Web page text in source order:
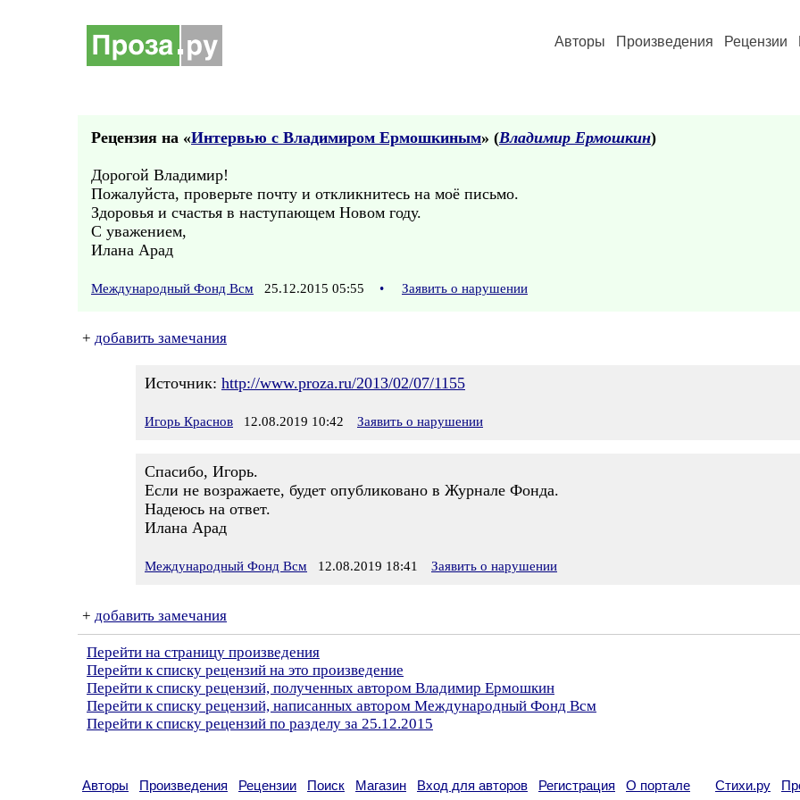
Авторы Произведения Рецензии
Рецензия на «Интервью с Владимиром Ермошкиным» (Владимир Ермошкин)
Дорогой Владимир!
Пожалуйста, проверьте почту и откликнитесь на моё письмо.
Здоровья и счастья в наступающем Новом году.
С уважением,
Илана Арад
Международный Фонд Всм 25.12.2015 05:55 • Заявить о нарушении
+ добавить замечания
Источник: http://www.proza.ru/2013/02/07/1155
Игорь Краснов 12.08.2019 10:42 Заявить о нарушении
Спасибо, Игорь.
Если не возражаете, будет опубликовано в Журнале Фонда.
Надеюсь на ответ.
Илана Арад
Международный Фонд Всм 12.08.2019 18:41 Заявить о нарушении
+ добавить замечания
Перейти на страницу произведения
Перейти к списку рецензий на это произведение
Перейти к списку рецензий, полученных автором Владимир Ермошкин
Перейти к списку рецензий, написанных автором Международный Фонд Всм
Перейти к списку рецензий по разделу за 25.12.2015
Авторы Произведения Рецензии Поиск Магазин Вход для авторов Регистрация О портале Стихи.ру